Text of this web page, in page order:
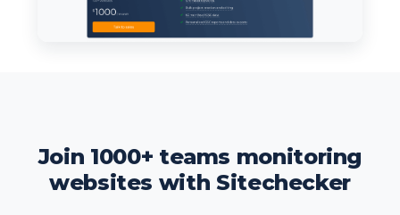
Join 1000+ teams monitoring
websites with Sitechecker